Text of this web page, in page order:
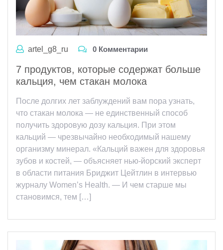
artel_g8_ru 0 Комментарии
7 продуктов, которые содержат больше
кальция, чем стакан молока
После долгих лет заблуждений вам пора узнать,
что стакан молока — не единственный способ
получить здоровую дозу кальция. При этом
кальций — чрезвычайно необходимый нашему
организму минерал. «Кальций важен для здоровья
зубов и костей, — объясняет нью-йорский эксперт
в области питания Бриджит Цейтлин в интервью
журналу Women’s Health. — И чем старше мы
становимся, тем […]